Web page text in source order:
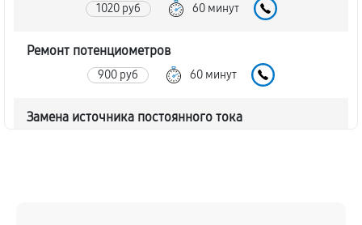
1020 руб 60 минут
Ремонт потенциометров
900 руб 60 минут
Замена источника постоянного тока